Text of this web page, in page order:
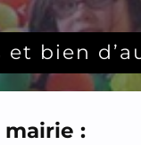
et bien
: